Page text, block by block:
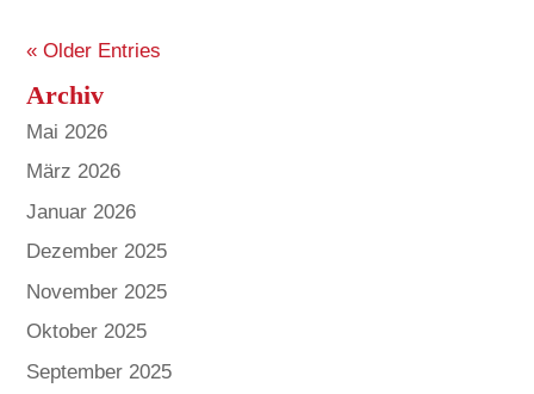
« Older Entries
Archiv
Mai 2026
März 2026
Januar 2026
Dezember 2025
November 2025
Oktober 2025
September 2025